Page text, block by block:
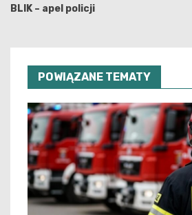
BLIK – apel policji
POWIĄZANE TEMATY